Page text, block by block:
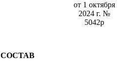
от 1 октября
2024 г. №
5042р
СОСТАВ